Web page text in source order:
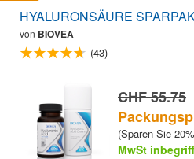
HYALURONSÄURE
von BIOVEA
(43)
CHF 55.75
(Sparen Sie
MwSt